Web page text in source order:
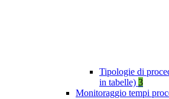
Tipologie di
in tabelle) 3
Monitoraggio tempi